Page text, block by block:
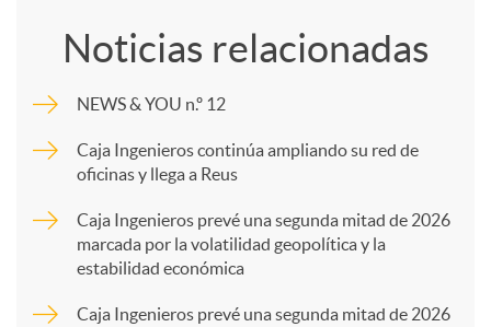
m
p
a
Noticias relacionadas
NEWS & YOU n.º 12
Caja Ingenieros continúa ampliando su red de
oficinas y llega a Reus
Caja Ingenieros prevé una segunda mitad de 2026
marcada por la volatilidad geopolítica y la
estabilidad económica
Caja Ingenieros prevé una segunda mitad de 2026